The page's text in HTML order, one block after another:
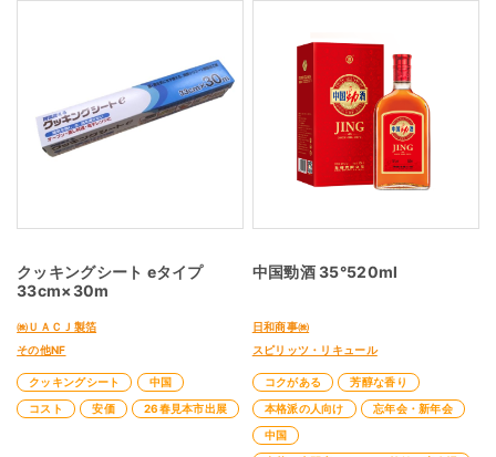
クッキングシート eタイプ
33cm×30m
㈱ＵＡＣＪ製箔
その他NF
クッキングシート
中国
コスト
安価 26春見本市出展
中国勁酒 35°520ml
日和商事㈱
スピリッツ・リキュール
コクがある
芳醇な香り
本格派の人向け
忘年会・新年会
中国